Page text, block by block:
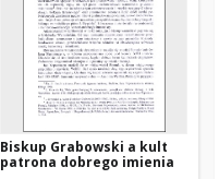
Biskup Grabowski a kult
patrona dobrego imienia